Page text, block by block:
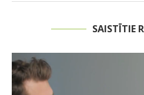
SAISTĪTIE